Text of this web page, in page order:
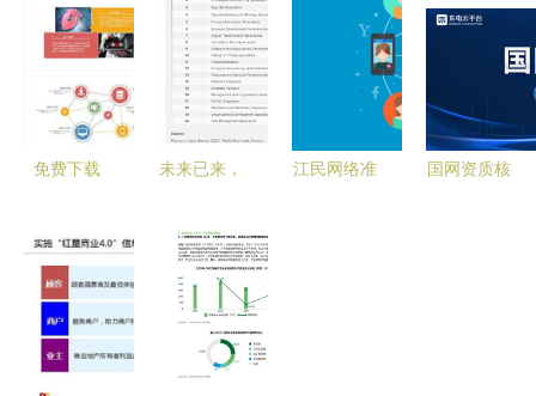
者意识觉醒
开始
的你，必须
掌握这些网
在网络与信
息安全中的
免费下载
网络与信息
安全软件开
发实战指南
未来已来，
——爱迪学
校关于网络
与信息安全
时代的教育
思考
江民网络准
国网资质核